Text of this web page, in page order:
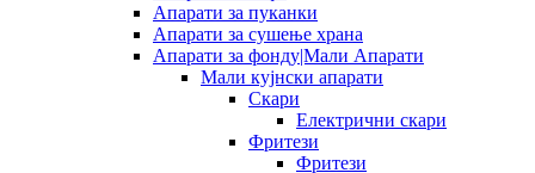
Апарати за пуканки
Апарати за сушење храна
Апарати за фонду|Мали Апарати
Мали кујнски апарати
Скари
Електрични скари
Фритези
Фритези